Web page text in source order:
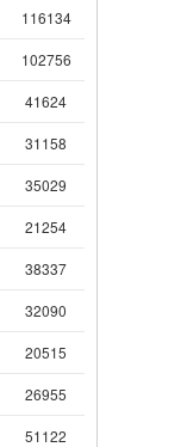
116134
102756
41624
31158
35029
21254
38337
32090
20515
26955
51122